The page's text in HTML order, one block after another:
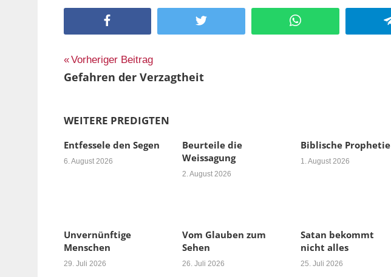
Twitter WhatsApp
Beitragsnavigation
Vorheriger Beitrag
Gefahren der Verzagtheit
WEITERE PREDIGTEN
Entfessele den Segen
6. August 2026
Beurteile die
Weissagung
2. August 2026
Biblische Prophetie
1. August 2026
Unvernünftige
Menschen
29. Juli 2026
Vom Glauben zum
Sehen
26. Juli 2026
Satan bekommt
nicht alles
25. Juli 2026